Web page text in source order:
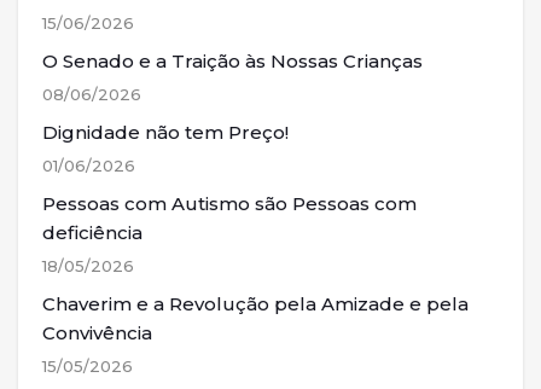
15/06/2026
O Senado e a Traição às Nossas Crianças
08/06/2026
Dignidade não tem Preço!
01/06/2026
Pessoas com Autismo são Pessoas com
deficiência
18/05/2026
Chaverim e a Revolução pela Amizade e pela
Convivência
15/05/2026